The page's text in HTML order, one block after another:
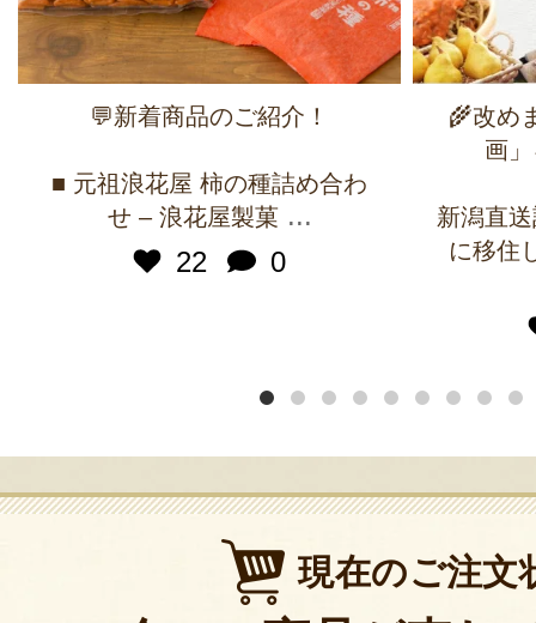
💬新着商品のご紹介！
■ 元祖浪花屋 柿の種詰め合わ
せ – 浪花屋製菓 ...
22
0
🌾改め
画
新潟直
に移住
現在のご注文